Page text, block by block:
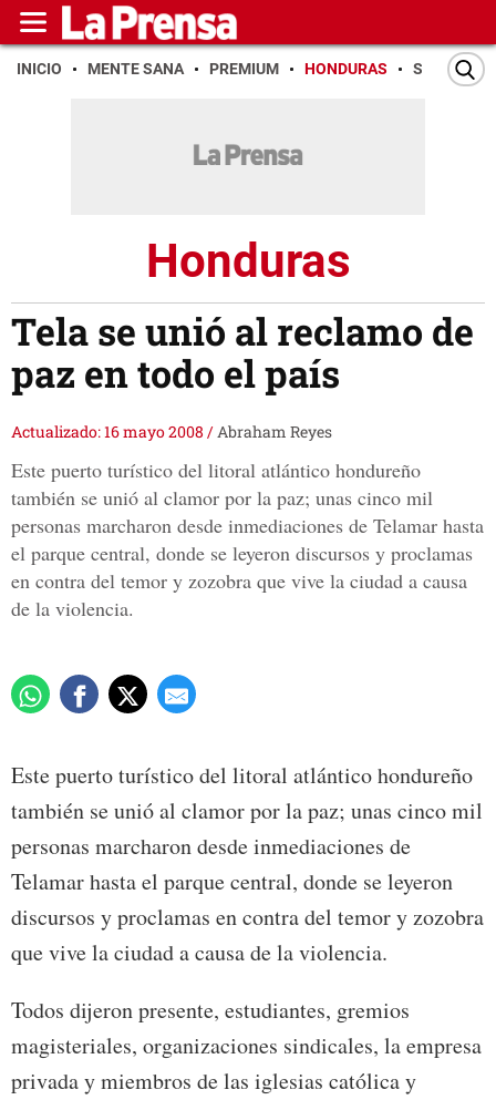
INICIO MENTE SANA PREMIUM HONDURAS SAN PEDRO
Honduras
Tela se unió al reclamo de
paz en todo el país
Actualizado: 16 mayo 2008 /Abraham Reyes
Este puerto turístico del litoral atlántico hondureño
también se unió al clamor por la paz; unas cinco mil
personas marcharon desde inmediaciones de Telamar hasta
el parque central, donde se leyeron discursos y proclamas
en contra del temor y zozobra que vive la ciudad a causa
de la violencia.
Este puerto turístico del litoral atlántico hondureño
también se unió al clamor por la paz; unas cinco mil
personas marcharon desde inmediaciones de
Telamar hasta el parque central, donde se leyeron
discursos y proclamas en contra del temor y zozobra
que vive la ciudad a causa de la violencia.
Todos dijeron presente, estudiantes, gremios
magisteriales, organizaciones sindicales, la empresa
privada y miembros de las iglesias católica y